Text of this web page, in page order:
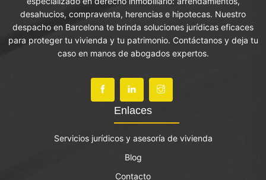
desahucios, compraventa, herencias e hipotecas. Nuestro
despacho en Barcelona te brinda soluciones jurídicas eficaces
para proteger tu vivienda y tu patrimonio. Contáctanos y deja tu
caso en manos de abogados expertos.
Enlaces
Servicios jurídicos y asesoría de vivienda
Blog
Contacto